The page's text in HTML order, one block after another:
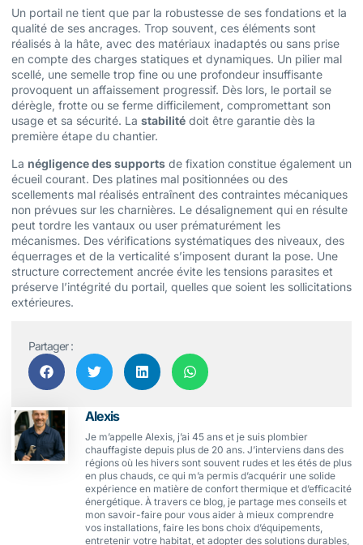
Un portail ne tient que par la robustesse de ses fondations et la
qualité de ses ancrages. Trop souvent, ces éléments sont
réalisés à la hâte, avec des matériaux inadaptés ou sans prise
en compte des charges statiques et dynamiques. Un pilier mal
scellé, une semelle trop fine ou une profondeur insuffisante
provoquent un affaissement progressif. Dès lors, le portail se
dérègle, frotte ou se ferme difficilement, compromettant son
usage et sa sécurité. La stabilité doit être garantie dès la
première étape du chantier.
La négligence des supports de fixation constitue également un
écueil courant. Des platines mal positionnées ou des
scellements mal réalisés entraînent des contraintes mécaniques
non prévues sur les charnières. Le désalignement qui en résulte
peut tordre les vantaux ou user prématurément les
mécanismes. Des vérifications systématiques des niveaux, des
équerrages et de la verticalité s’imposent durant la pose. Une
structure correctement ancrée évite les tensions parasites et
préserve l’intégrité du portail, quelles que soient les sollicitations
extérieures.
Partager :
Alexis
Je m’appelle Alexis, j’ai 45 ans et je suis plombier
chauffagiste depuis plus de 20 ans. J’interviens dans des
régions où les hivers sont souvent rudes et les étés de plus
en plus chauds, ce qui m’a permis d’acquérir une solide
expérience en matière de confort thermique et d’efficacité
énergétique. À travers ce blog, je partage mes conseils et
mon savoir-faire pour vous aider à mieux comprendre
vos installations, faire les bons choix d’équipements,
entretenir votre habitat, et adopter des solutions durables,